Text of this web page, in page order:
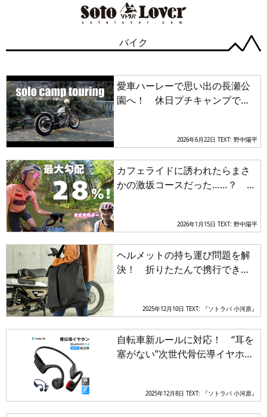
バイク
愛車ハーレーで思い出の長瀬公
園へ！ 休日プチキャンプで味
2026年6月22日 TEXT: 野中陽平
カフェライドに誘われたらまさ
かの激坂コースだった……？ 果
2026年1月15日 TEXT: 野中陽平
ヘルメットの持ち運び問題を解
決！ 折りたたんで携行できる
2025年12月10日 TEXT: 『ソトラバ 小河原』
自転車新ルールに対応！ “耳を
塞がない”次世代骨伝導イヤホン
2025年12月8日 TEXT: 『ソトラバ 小河原』